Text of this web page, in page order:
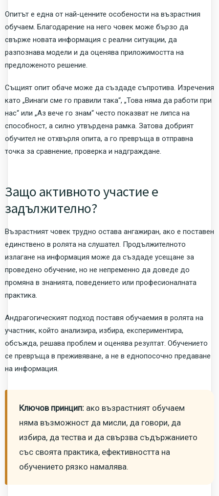
Опитът е една от най-ценните особености на възрастния
обучаем. Благодарение на него човек може бързо да
свърже новата информация с реални ситуации, да
разпознава модели и да оценява приложимостта на
предложеното решение.
Същият опит обаче може да създаде съпротива. Изречения
като „Винаги сме го правили така“, „Това няма да работи при
нас“ или „Аз вече го знам“ често показват не липса на
способност, а силно утвърдена рамка. Затова добрият
обучител не отхвърля опита, а го превръща в отправна
точка за сравнение, проверка и надграждане.
Защо активното участие е
задължително?
Възрастният човек трудно остава ангажиран, ако е поставен
единствено в ролята на слушател. Продължителното
излагане на информация може да създаде усещане за
проведено обучение, но не непременно да доведе до
промяна в знанията, поведението или професионалната
практика.
Андрагогическият подход поставя обучаемия в ролята на
участник, който анализира, избира, експериментира,
обсъжда, решава проблем и оценява резултат. Обучението
се превръща в преживяване, а не в еднопосочно предаване
на информация.
Ключов принцип: ако възрастният обучаем
няма възможност да мисли, да говори, да
избира, да тества и да свързва съдържанието
със своята практика, ефективността на
обучението рязко намалява.